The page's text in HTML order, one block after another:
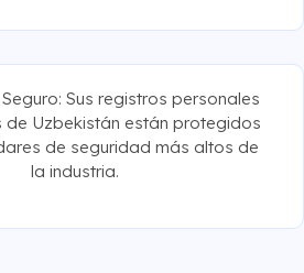
Sus registros personales
de Uzbekistán están protegidos
de seguridad más altos de
la industria.